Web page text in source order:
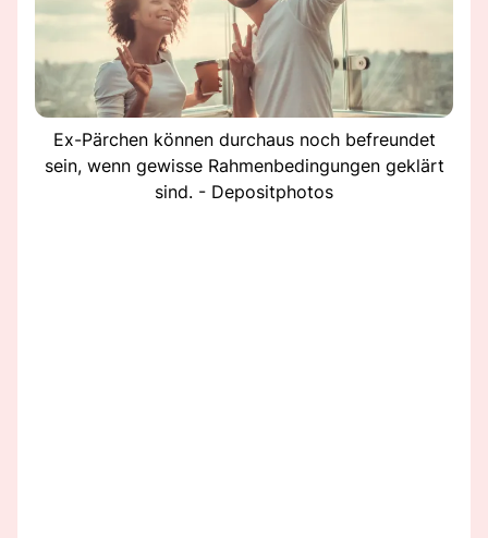
Ex-Pärchen können durchaus noch befreundet
sein, wenn gewisse Rahmenbedingungen geklärt
sind. - Depositphotos